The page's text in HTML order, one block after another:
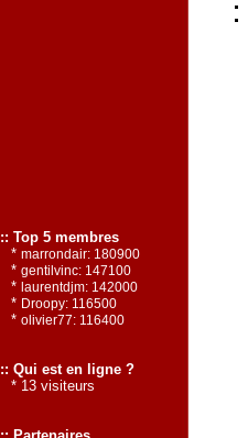
:: Top 5 membres
* marrondair: 180900
* gentilvinc: 147100
* laurentdjm: 142000
* Droopy: 116500
* olivier77: 116400
:: Qui est en ligne ?
* 13 visiteurs